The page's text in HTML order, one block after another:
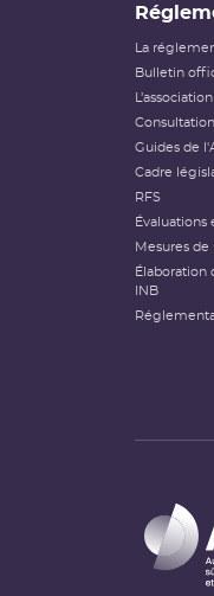
La
Bulletin
Guides de
Cadre
RFS
Mesures
Élaboration
INB